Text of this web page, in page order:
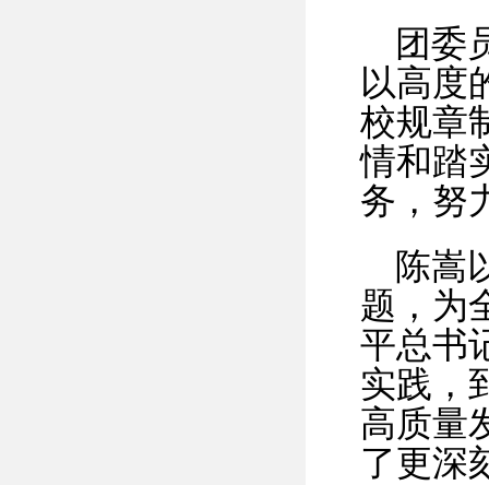
团委
以高度
校规章
情和踏
务，努
陈嵩
题，为
平总书
实践，
高质量
了更深